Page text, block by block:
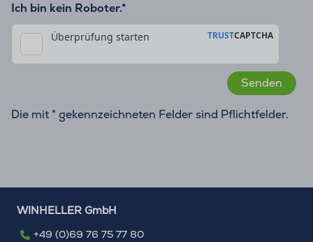
Ich bin kein Roboter.*
Die mit * gekennzeichneten Felder sind Pflichtfelder.
WINHELLER GmbH
+49 (0)69 76 75 77 80